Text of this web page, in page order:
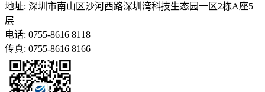
地址: 深圳市南山区沙河西路深圳湾科技生态园一区2栋A座5
层
电话: 0755-8616 8118
传真: 0755-8616 8166